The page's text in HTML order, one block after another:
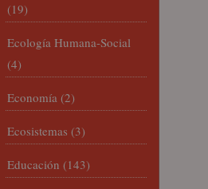
(19)
Ecología Humana-Social
(4)
Economía (2)
Ecosistemas (3)
Educación (143)